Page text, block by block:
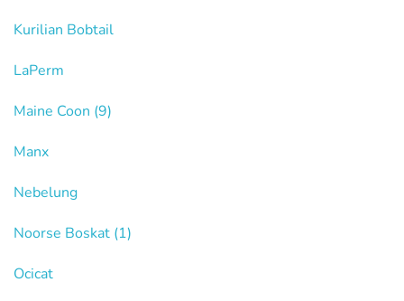
Kurilian Bobtail
LaPerm
Maine Coon (9)
Manx
Nebelung
Noorse Boskat (1)
Ocicat